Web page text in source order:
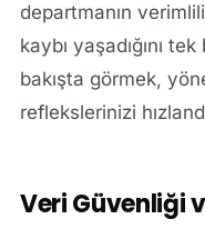
departmanın
kaybı yaşadığını tek
bakışta görmek,
reflekslerinizi
Veri Güvenliği